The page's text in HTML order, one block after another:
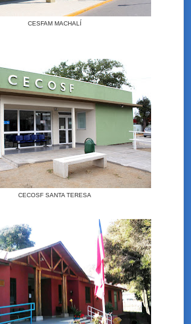
CESFAM MACHALÍ
CECOSF SANTA TERESA